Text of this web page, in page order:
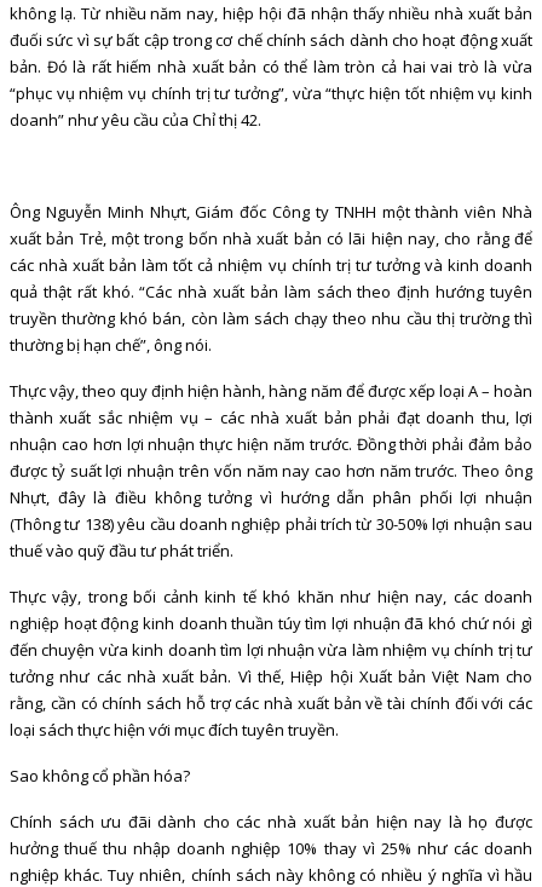
không lạ. Từ nhiều năm nay, hiệp hội đã nhận thấy nhiều nhà xuất bản
đuối sức vì sự bất cập trong cơ chế chính sách dành cho hoạt động xuất
bản. Đó là rất hiếm nhà xuất bản có thể làm tròn cả hai vai trò là vừa
“phục vụ nhiệm vụ chính trị tư tưởng”, vừa “thực hiện tốt nhiệm vụ kinh
doanh” như yêu cầu của Chỉ thị 42.
Ông Nguyễn Minh Nhựt, Giám đốc Công ty TNHH một thành viên Nhà
xuất bản Trẻ, một trong bốn nhà xuất bản có lãi hiện nay, cho rằng để
các nhà xuất bản làm tốt cả nhiệm vụ chính trị tư tưởng và kinh doanh
quả thật rất khó. “Các nhà xuất bản làm sách theo định hướng tuyên
truyền thường khó bán, còn làm sách chạy theo nhu cầu thị trường thì
thường bị hạn chế”, ông nói.
Thực vậy, theo quy định hiện hành, hàng năm để được xếp loại A – hoàn
thành xuất sắc nhiệm vụ – các nhà xuất bản phải đạt doanh thu, lợi
nhuận cao hơn lợi nhuận thực hiện năm trước. Đồng thời phải đảm bảo
được tỷ suất lợi nhuận trên vốn năm nay cao hơn năm trước. Theo ông
Nhựt, đây là điều không tưởng vì hướng dẫn phân phối lợi nhuận
(Thông tư 138) yêu cầu doanh nghiệp phải trích từ 30-50% lợi nhuận sau
thuế vào quỹ đầu tư phát triển.
Thực vậy, trong bối cảnh kinh tế khó khăn như hiện nay, các doanh
nghiệp hoạt động kinh doanh thuần túy tìm lợi nhuận đã khó chứ nói gì
đến chuyện vừa kinh doanh tìm lợi nhuận vừa làm nhiệm vụ chính trị tư
tưởng như các nhà xuất bản. Vì thế, Hiệp hội Xuất bản Việt Nam cho
rằng, cần có chính sách hỗ trợ các nhà xuất bản về tài chính đối với các
loại sách thực hiện với mục đích tuyên truyền.
Sao không cổ phần hóa?
Chính sách ưu đãi dành cho các nhà xuất bản hiện nay là họ được
hưởng thuế thu nhập doanh nghiệp 10% thay vì 25% như các doanh
nghiệp khác. Tuy nhiên, chính sách này không có nhiều ý nghĩa vì hầu